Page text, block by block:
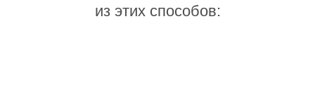
из этих способов: